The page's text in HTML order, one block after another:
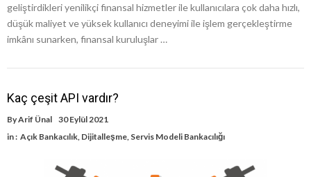
geliştirdikleri yenilikçi finansal hizmetler ile kullanıcılara çok daha hızlı,
düşük maliyet ve yüksek kullanıcı deneyimi ile işlem gerçekleştirme
imkânı sunarken, finansal kuruluşlar …
Kaç çeşit API vardır?
ByArif Ünal 30 Eylül 2021
in : Açık Bankacılık, Dijitalleşme, Servis Modeli Bankacılığı